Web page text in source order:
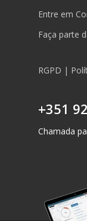
Entre em
Faça parte
RGPD |
+351
Chamada